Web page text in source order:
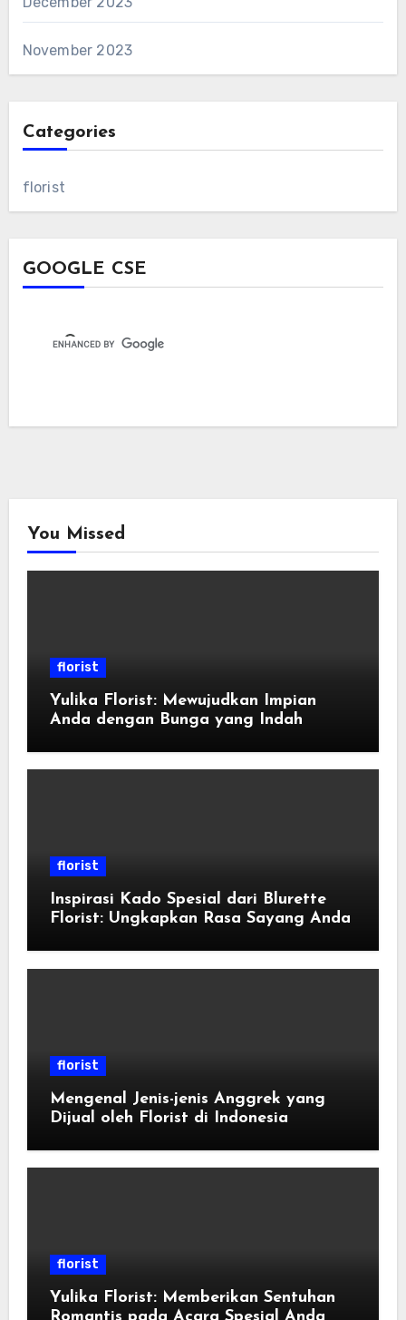
November 2023
Categories
florist
GOOGLE CSE
You Missed
florist
Yulika Florist: Mewujudkan Impian
Anda dengan Bunga yang Indah
florist
Inspirasi Kado Spesial dari Blurette
Florist: Ungkapkan Rasa Sayang Anda
florist
Mengenal Jenis-jenis Anggrek yang
Dijual oleh Florist di Indonesia
florist
Yulika Florist: Memberikan Sentuhan